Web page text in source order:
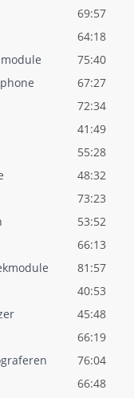
69:57
64:18
75:40
67:27
72:34
41:49
55:28
48:32
73:23
53:52
66:13
81:57
40:53
45:48
66:19
76:04
66:48